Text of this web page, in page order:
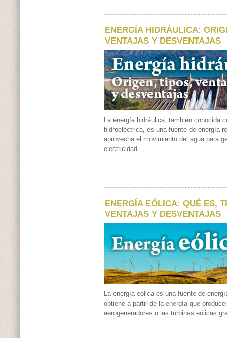
ENERGÍA HIDRÁULICA:
VENTAJAS Y DESVENTAJAS
La energía hidráulica, también conocida
hidroeléctrica, es una fuente de energía
aprovecha el movimiento del agua para
electricidad...
ENERGÍA EÓLICA: QUÉ ES,
VENTAJAS Y DESVENTAJAS
La energía eólica es una fuente de
obtiene a partir de la energía que
aerogeneradores o las turbinas eólicas